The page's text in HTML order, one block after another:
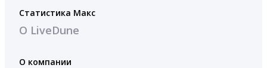
Статистика Макс
О LiveDune
О компании